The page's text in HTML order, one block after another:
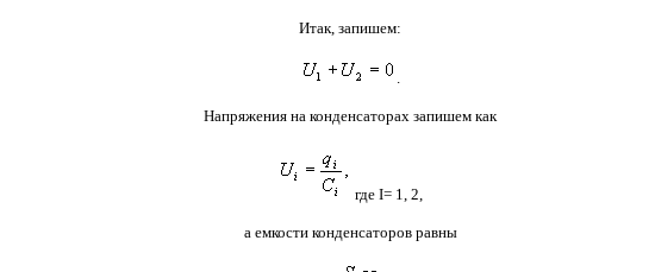
Итак, запишем:
Напряжения на конденсаторах запишем как
где I= 1, 2,
а емкости конденсаторов равны